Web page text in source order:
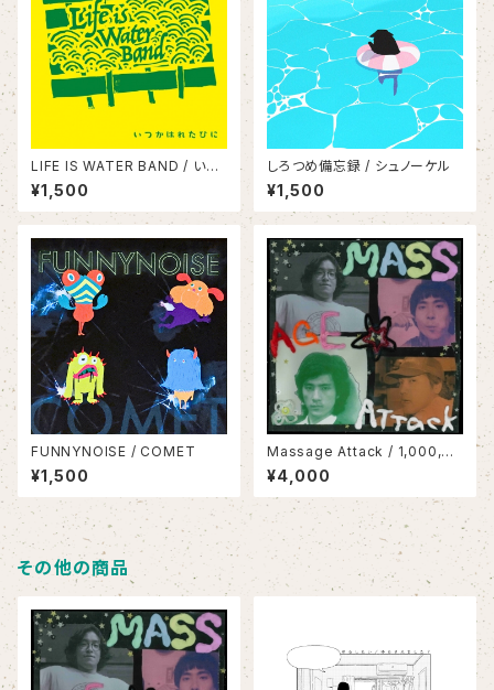
LIFE IS WATER BAND / いつ
かはれたひに
¥1,500
しろつめ備忘録 / シュノーケル
¥1,500
FUNNYNOISE / COMET
¥1,500
Massage Attack / 1,000,00
0,000 Attack(LP)
¥4,000
その他の商品